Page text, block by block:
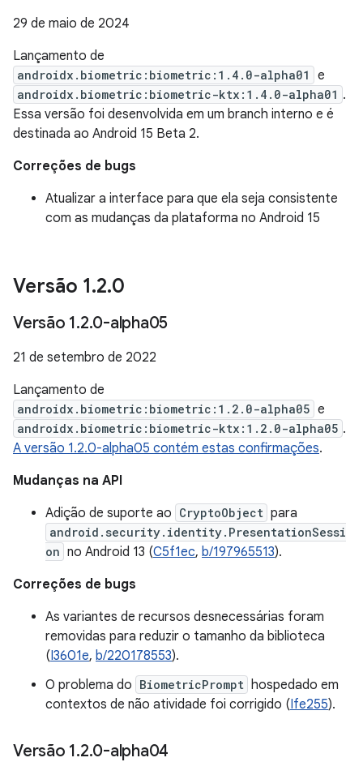
29 de maio de 2024
Lançamento de
androidx.biometric:biometric:1.4.0-alpha01 e
androidx.biometric:biometric-ktx:1.4.0-alpha01 .
Essa versão foi desenvolvida em um branch interno e é
destinada ao Android 15 Beta 2.
Correções de bugs
Atualizar a interface para que ela seja consistente
com as mudanças da plataforma no Android 15
Versão 1.2.0
Versão 1.2.0-alpha05
21 de setembro de 2022
Lançamento de
androidx.biometric:biometric:1.2.0-alpha05 e
androidx.biometric:biometric-ktx:1.2.0-alpha05 .
A versão 1.2.0-alpha05 contém estas confirmações.
Mudanças na API
Adição de suporte ao CryptoObject para
android.security.identity.PresentationSessi
on no Android 13 (C5f1ec, b/197965513).
Correções de bugs
As variantes de recursos desnecessárias foram
removidas para reduzir o tamanho da biblioteca
(I3601e, b/220178553).
O problema do BiometricPrompt hospedado em
contextos de não atividade foi corrigido (Ife255).
Versão 1.2.0-alpha04